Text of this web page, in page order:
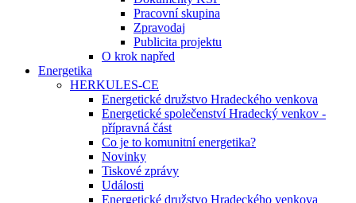
Pracovní skupina
Zpravodaj
Publicita projektu
O krok napřed
Energetika
HERKULES-CE
Energetické družstvo Hradeckého venkova
Energetické společenství Hradecký venkov -
přípravná část
Co je to komunitní energetika?
Novinky
Tiskové zprávy
Události
Energetické družstvo Hradeckého venkova